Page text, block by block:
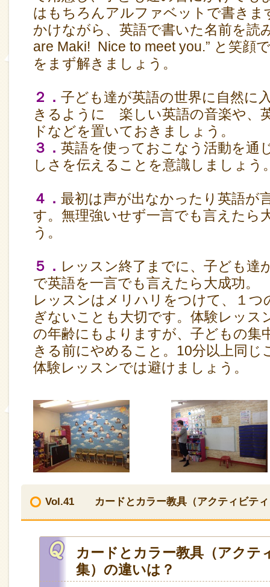
はもちろんアルファベットで書きま
かけながら、英語で書いた名前を
are Maki! Nice to meet you.” と笑顔
をまず解きましょう。
２． 子ども達が英語の世界に自然に
きるように 楽しい英語の音楽や、
ドなどを置いておきましょう。
３． 英語を使っておこなう活動を通
しさを伝えることを意識しましょう
４． 最初は声が出なかったり英語が
す。無理強いせず一言でも言えたら
う。
５． レッスン終了までに、子ども達
で英語を一言でも言えたら大成功。
レッスンはメリハリをつけて、１つ
ぎないことも大切です。体験レッス
の年齢にもよりますが、子どもの集
きる前にやめること。10分以上同じ
体験レッスンでは避けましょう。
Vol.41 カードとカラー教具（アクティビティ
カードとカラー教具（アクテ
集）の違いは？